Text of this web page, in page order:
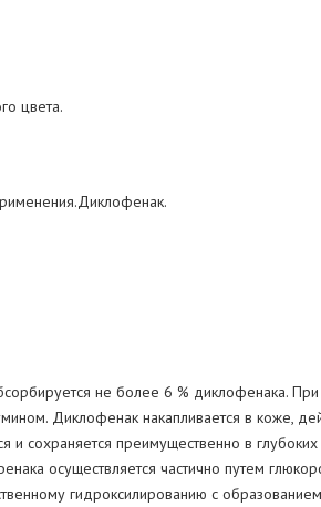
цвета.
не более 6 % диклофенака.
Диклофенак накапливается в коже,
сохраняется преимущественно в
осуществляется частично путем
гидроксилированию с